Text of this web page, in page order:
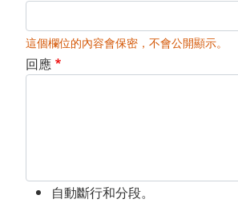
這個欄位的內容會保密，不會公開顯示。
回應
自動斷行和分段。